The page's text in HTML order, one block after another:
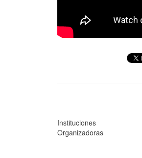
Instituciones
Organizadoras